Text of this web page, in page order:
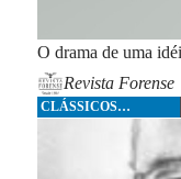
O drama de uma
Revista Forense
CLÁSSICOS
FORENSE